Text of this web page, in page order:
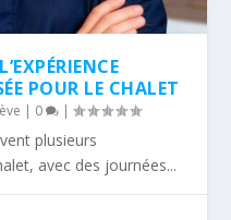
POUR LE CHALET
| 0 |
plusieurs
avec des journées...